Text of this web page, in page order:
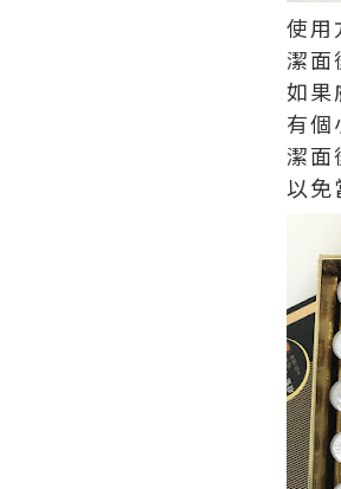
使用
潔面
如果
有個
潔面
以免